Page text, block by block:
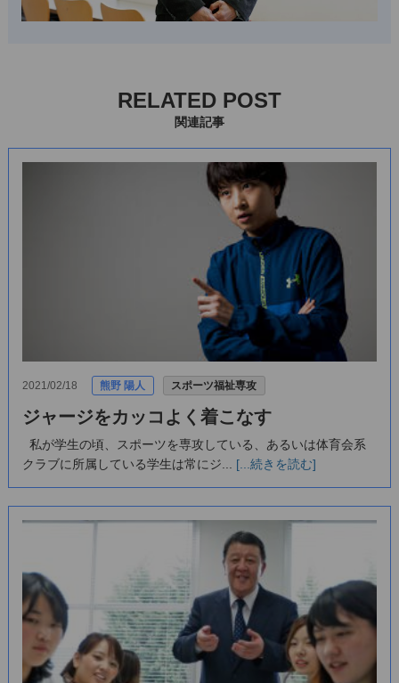
RELATED POST
関連記事
2021/02/18 熊野 陽人 スポーツ福祉専攻
ジャージをカッコよく着こなす
私が学生の頃、スポーツを専攻している、あるいは体育会系
クラブに所属している学生は常にジ... [...続きを読む]